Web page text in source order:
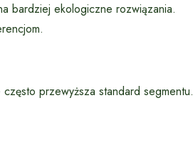
bardziej ekologiczne rozwiązania.
przewyższa standard segmentu.